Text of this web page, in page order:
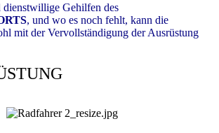
dienstwillige Gehilfen des
, und wo es noch fehlt, kann die
mit der Vervollständigung der Ausrüstung